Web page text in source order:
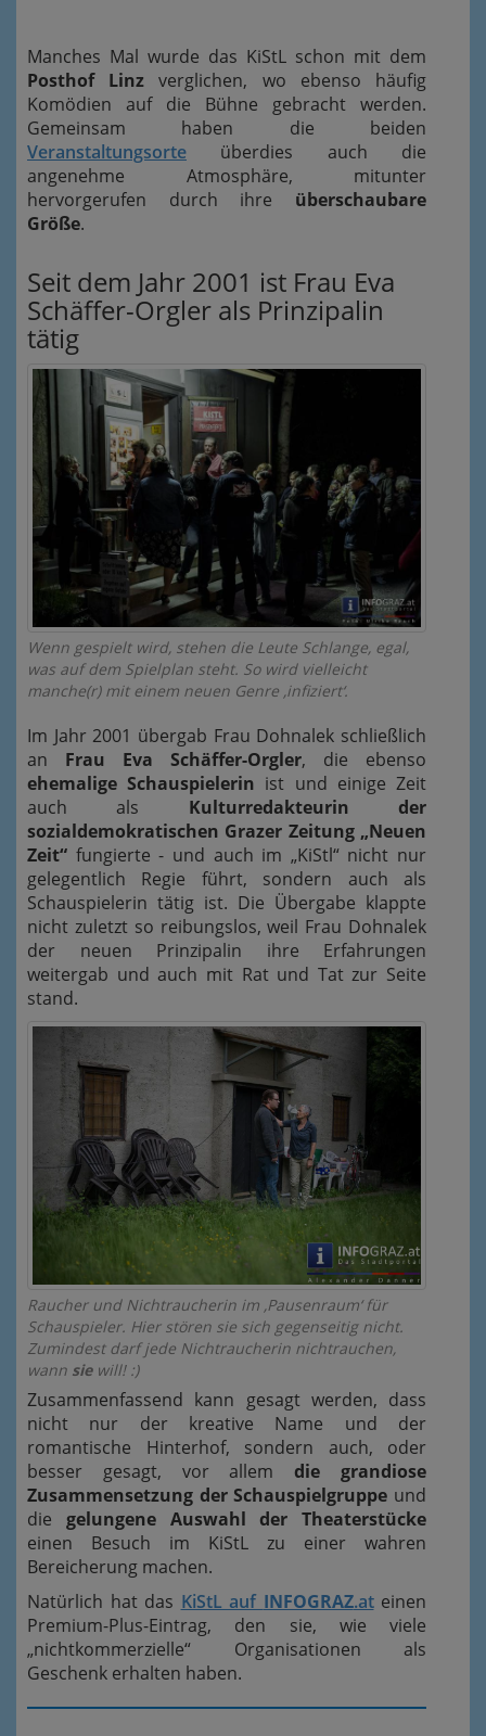
Manches Mal wurde das KiStL schon mit dem
Posthof Linz verglichen, wo ebenso häufig
Komödien auf die Bühne gebracht werden.
Gemeinsam haben die beiden
Veranstaltungsorte überdies auch die
angenehme Atmosphäre, mitunter
hervorgerufen durch ihre überschaubare
Größe.
Seit dem Jahr 2001 ist Frau Eva
Schäffer-Orgler als Prinzipalin
tätig
Wenn gespielt wird, stehen die Leute Schlange, egal,
was auf dem Spielplan steht. So wird vielleicht
manche(r) mit einem neuen Genre ‚infiziert‘.
Im Jahr 2001 übergab Frau Dohnalek schließlich
an Frau Eva Schäffer-Orgler, die ebenso
ehemalige Schauspielerin ist und einige Zeit
auch als Kulturredakteurin der
sozialdemokratischen Grazer Zeitung „Neuen
Zeit“ fungierte - und auch im „KiStl“ nicht nur
gelegentlich Regie führt, sondern auch als
Schauspielerin tätig ist. Die Übergabe klappte
nicht zuletzt so reibungslos, weil Frau Dohnalek
der neuen Prinzipalin ihre Erfahrungen
weitergab und auch mit Rat und Tat zur Seite
stand.
Raucher und Nichtraucherin im ‚Pausenraum‘ für
Schauspieler. Hier stören sie sich gegenseitig nicht.
Zumindest darf jede Nichtraucherin nichtrauchen,
wann siewill! :)
Zusammenfassend kann gesagt werden, dass
nicht nur der kreative Name und der
romantische Hinterhof, sondern auch, oder
besser gesagt, vor allemdie grandiose
Zusammensetzung der Schauspielgruppe und
die gelungene Auswahl der Theaterstücke
einen Besuch im KiStL zu einer wahren
Bereicherung machen.
Natürlich hat das KiStL auf INFOGRAZ.ateinen
Premium-Plus-Eintrag, den sie, wie viele
„nichtkommerzielle“ Organisationen als
Geschenk erhalten haben.